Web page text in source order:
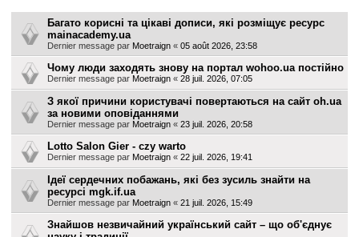
Багато корисні та цікаві дописи, які розміщує ресурс
mainacademy.ua
Dernier message par Moetraign « 05 août 2026, 23:58
Чому люди заходять знову на портал wohoo.ua постійно
Dernier message par Moetraign « 28 juil. 2026, 07:05
З якої причини користувачі повертаються на сайт oh.ua
за новими оповіданнями
Dernier message par Moetraign « 23 juil. 2026, 20:58
Lotto Salon Gier - czy warto
Dernier message par Moetraign « 22 juil. 2026, 19:41
Ідеї сердечних побажань, які без зусиль знайти на
ресурсі mgk.if.ua
Dernier message par Moetraign « 21 juil. 2026, 15:49
Знайшов незвичайний український сайт – що об'єднує